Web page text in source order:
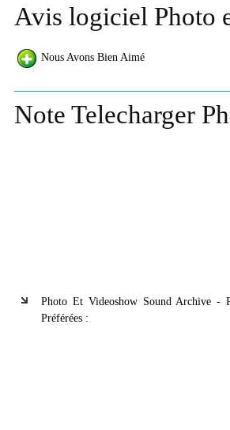
Avis logiciel Photo
Nous Avons Bien Aimé
Note Telecharger
Photo Et Videoshow Sound Archive -
Préférées :